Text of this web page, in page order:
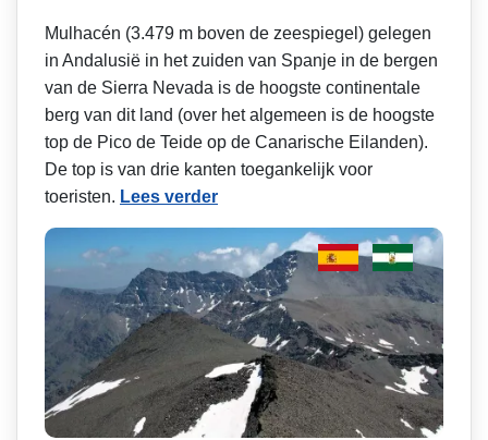
Mulhacén (3.479 m boven de zeespiegel) gelegen
in Andalusië in het zuiden van Spanje in de bergen
van de Sierra Nevada is de hoogste continentale
berg van dit land (over het algemeen is de hoogste
top de Pico de Teide op de Canarische Eilanden).
De top is van drie kanten toegankelijk voor
toeristen. Lees verder